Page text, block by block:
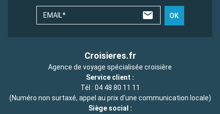
EMAIL* OK
Croisieres.fr
Agence de voyage spécialisée croisière
Service client :
Tél : 04 48 80 11 11
(Numéro non surtaxé, appel au prix d'une communication locale)
Siège social :